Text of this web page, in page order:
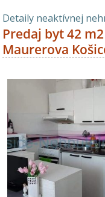
Detaily neaktívnej
Predaj byt 42
Maurerova